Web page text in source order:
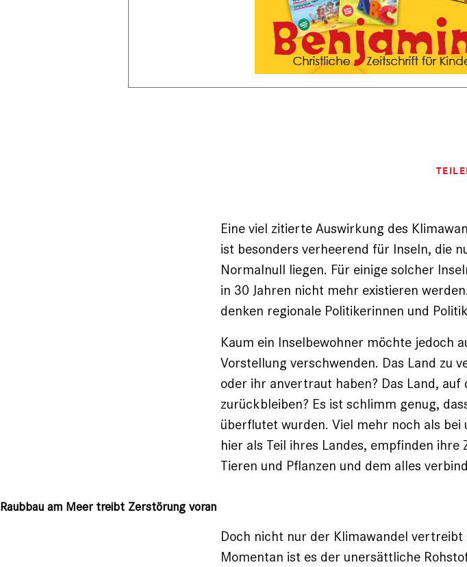
Eine viel zitierte Auswirkung des
ist besonders verheerend für Inseln, die
Normalnull liegen. Für einige solcher
in 30 Jahren nicht mehr existieren
denken regionale Politikerinnen und
Kaum ein Inselbewohner möchte jedoch
Vorstellung verschwenden. Das Land zu
oder ihr anvertraut haben? Das Land,
zurückbleiben? Es ist schlimm genug,
überflutet wurden. Viel mehr noch als bei
hier als Teil ihres Landes, empfinden
Tieren und Pflanzen und dem alles
Raubbau am Meer treibt Zerstörung voran
Doch nicht nur der Klimawandel vertreibt
Momentan ist es der unersättliche